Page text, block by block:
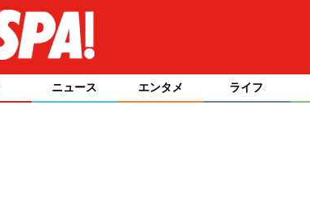
ニュース エンタメ ライフ